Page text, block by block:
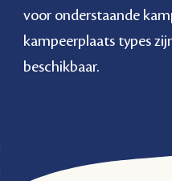
voor onderstaande
kampeerplaats types
beschikbaar.